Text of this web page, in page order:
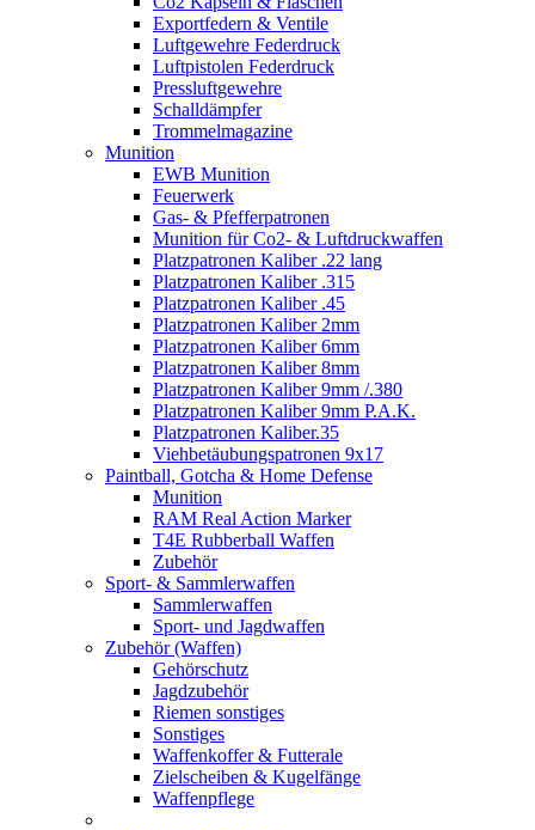
Exportfedern & Ventile
Luftgewehre Federdruck
Luftpistolen Federdruck
Pressluftgewehre
Schalldämpfer
Trommelmagazine
Munition
EWB Munition
Feuerwerk
Gas- & Pfefferpatronen
Munition für Co2- & Luftdruckwaffen
Platzpatronen Kaliber .22 lang
Platzpatronen Kaliber .315
Platzpatronen Kaliber .45
Platzpatronen Kaliber 2mm
Platzpatronen Kaliber 6mm
Platzpatronen Kaliber 8mm
Platzpatronen Kaliber 9mm /.380
Platzpatronen Kaliber 9mm P.A.K.
Platzpatronen Kaliber.35
Viehbetäubungspatronen 9x17
Paintball, Gotcha & Home Defense
Munition
RAM Real Action Marker
T4E Rubberball Waffen
Zubehör
Sport- & Sammlerwaffen
Sammlerwaffen
Sport- und Jagdwaffen
Zubehör (Waffen)
Gehörschutz
Jagdzubehör
Riemen sonstiges
Sonstiges
Waffenkoffer & Futterale
Zielscheiben & Kugelfänge
Waffenpflege